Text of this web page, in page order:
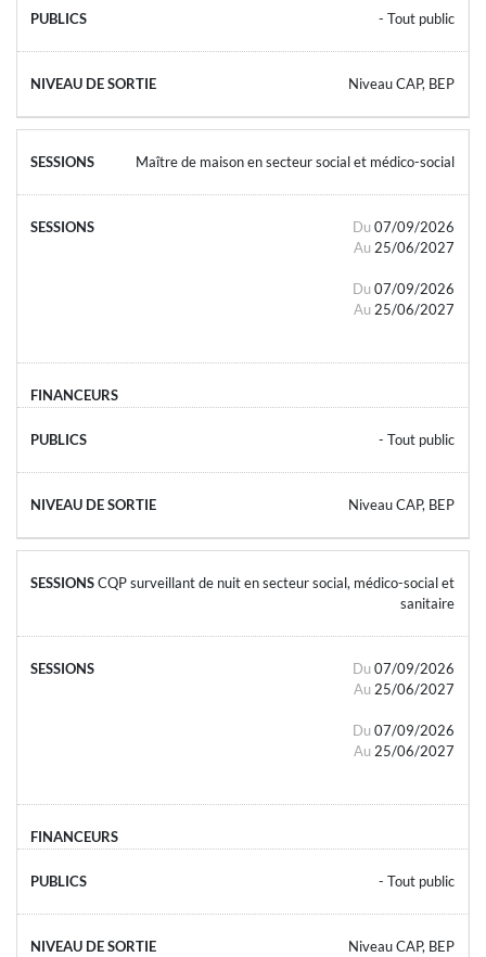
- Tout public
Niveau CAP, BEP
Maître de maison en secteur social et médico-social
Du 07/09/2026
Au 25/06/2027
Du 07/09/2026
Au 25/06/2027
- Tout public
Niveau CAP, BEP
CQP surveillant de nuit en secteur social, médico-social et
sanitaire
Du 07/09/2026
Au 25/06/2027
Du 07/09/2026
Au 25/06/2027
- Tout public
Niveau CAP, BEP